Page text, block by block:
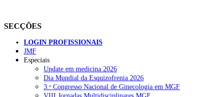
NOTÍCIAS RECENTES
Portugal está a formar os médicos de que precisa? 6 de Agosto,
SECÇÕES
LOGIN PROFISSIONAIS
JMF
Especiais
Update em medicina 2026
Dia Mundial da Esquizofrenia 2026
3.ᵒ Congresso Nacional de Ginecologia em MGF